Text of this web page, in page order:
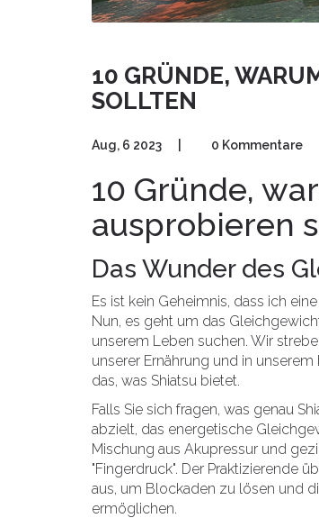
10 GRÜNDE,
SOLLTEN
Aug, 6 2023 0 Kommentare
10 Gründe,
ausprobieren
Das Wunder des
Es ist kein Geheimnis, dass ich
Nun, es geht um das
unserem Leben suchen. Wir
unserer Ernährung und in
das, was Shiatsu bietet.
Falls Sie sich fragen, was genau
abzielt, das energetische
Mischung aus Akupressur und
"Fingerdruck". Der Praktizierende
aus, um Blockaden zu lösen und
ermöglichen.